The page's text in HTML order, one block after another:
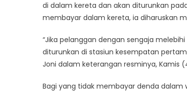
di dalam kereta dan akan diturunkan
membayar dalam kereta, ia diharuskan
“Jika pelanggan dengan sengaja
diturunkan di stasiun kesempatan
Joni dalam keterangan resminya, Kamis
Bagi yang tidak membayar denda dalam